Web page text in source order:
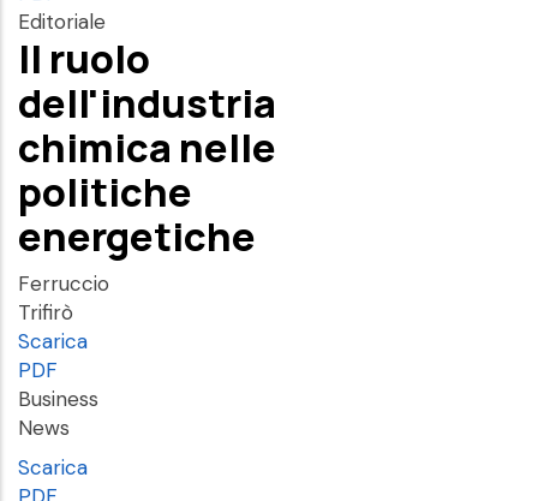
Editoriale
Il ruolo
dell'industria
chimica nelle
politiche
energetiche
Ferruccio
Trifirò
Scarica
PDF
Business
News
Scarica